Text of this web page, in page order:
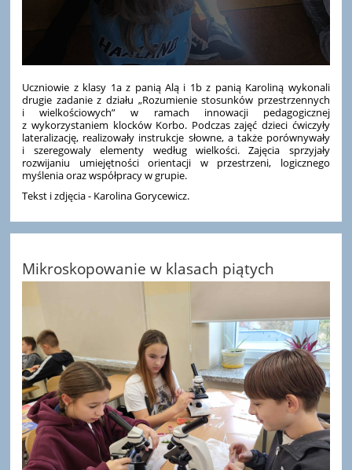
Uczniowie z klasy 1a z panią Alą i 1b z panią Karoliną wykonali
drugie zadanie z działu „Rozumienie stosunków przestrzennych
i wielkościowych” w ramach innowacji pedagogicznej
z wykorzystaniem klocków Korbo. Podczas zajęć dzieci ćwiczyły
lateralizację, realizowały instrukcje słowne, a także porównywały
i szeregowaly elementy według wielkości. Zajęcia sprzyjały
rozwijaniu umiejętności orientacji w przestrzeni, logicznego
myślenia oraz współpracy w grupie.
Tekst i zdjęcia - Karolina Gorycewicz.
Mikroskopowanie w klasach piątych